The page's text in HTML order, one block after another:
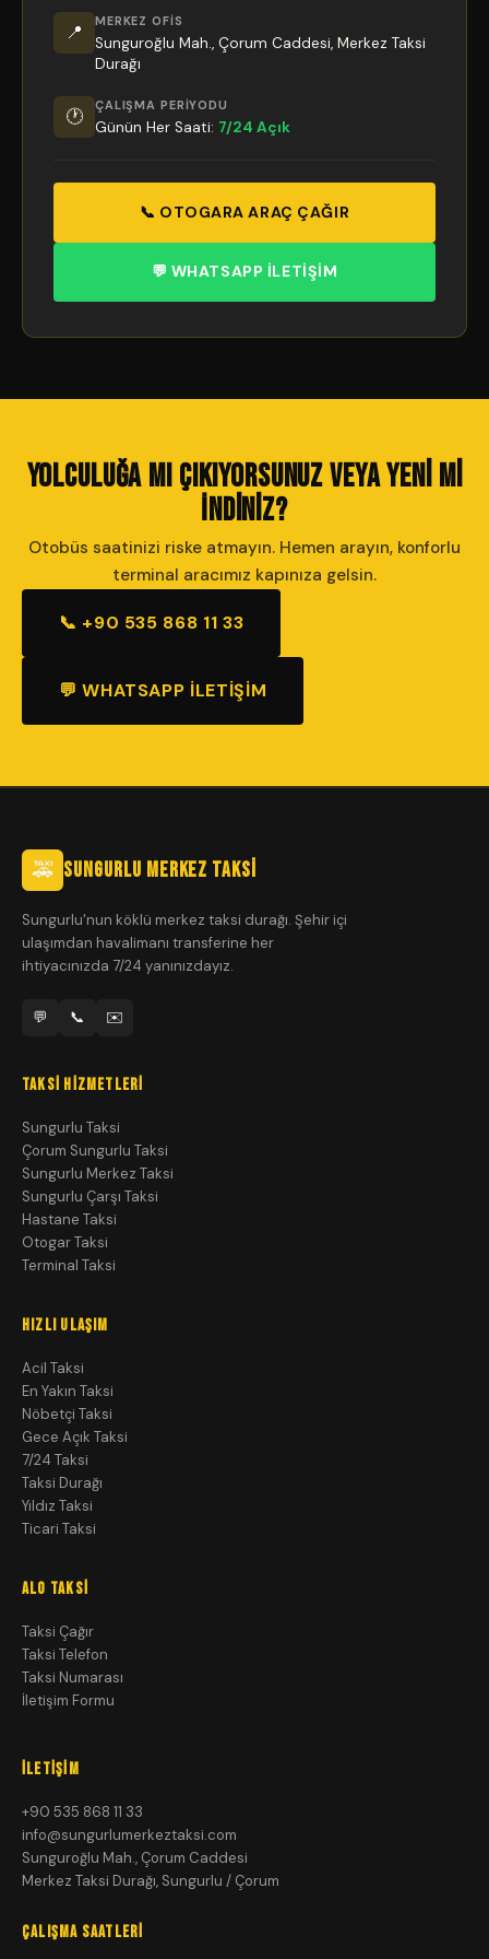
📍 MERKEZ OFIS
Sunguroğlu Mah., Çorum Caddesi, Merkez Taksi
Durağı
🕐 ÇALIŞMA PERIYODU
Günün Her Saati: 7/24 Açık
📞 OTOGARA ARAÇ ÇAĞIR
💬 WHATSAPP İLETIŞIM
Yolculuğa mı Çıkıyorsunuz veya Yeni mi
İndiniz?
Otobüs saatinizi riske atmayın. Hemen arayın, konforlu
terminal aracımız kapınıza gelsin.
📞 +90 535 868 11 33
💬 WHATSAPP İLETIŞIM
🚕 Sungurlu Merkez Taksi
Sungurlu'nun köklü merkez taksi durağı. Şehir içi
ulaşımdan havalimanı transferine her
ihtiyacınızda 7/24 yanınızdayız.
💬 📞 ✉️
TAKSI HIZMETLERI
Sungurlu Taksi
Çorum Sungurlu Taksi
Sungurlu Merkez Taksi
Sungurlu Çarşı Taksi
Hastane Taksi
Otogar Taksi
Terminal Taksi
HIZLI ULAŞIM
Acil Taksi
En Yakın Taksi
Nöbetçi Taksi
Gece Açık Taksi
7/24 Taksi
Taksi Durağı
Yıldız Taksi
Ticari Taksi
ALO TAKSI
Taksi Çağır
Taksi Telefon
Taksi Numarası
İletişim Formu
İLETIŞIM
+90 535 868 11 33
info@sungurlumerkeztaksi.com
Sunguroğlu Mah., Çorum Caddesi
Merkez Taksi Durağı, Sungurlu / Çorum
ÇALIŞMA SAATLERI